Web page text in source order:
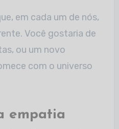
em cada um de nós,
Você gostaria de
ou um novo
com o universo
empatia